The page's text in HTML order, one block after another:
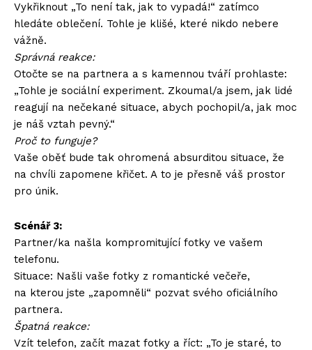
Vykřiknout „To není tak, jak to vypadá!“ zatímco
hledáte oblečení. Tohle je klišé, které nikdo nebere
vážně.
Správná reakce:
Otočte se na partnera a s kamennou tváří prohlaste:
„Tohle je sociální experiment. Zkoumal/a jsem, jak lidé
reagují na nečekané situace, abych pochopil/a, jak moc
je náš vztah pevný.“
Proč to funguje?
Vaše oběť bude tak ohromená absurditou situace, že
na chvíli zapomene křičet. A to je přesně váš prostor
pro únik.
Scénář 3:
Partner/ka našla kompromitující fotky ve vašem
telefonu.
Situace: Našli vaše fotky z romantické večeře,
na kterou jste „zapomněli“ pozvat svého oficiálního
partnera.
Špatná reakce:
Vzít telefon, začít mazat fotky a říct: „To je staré, to